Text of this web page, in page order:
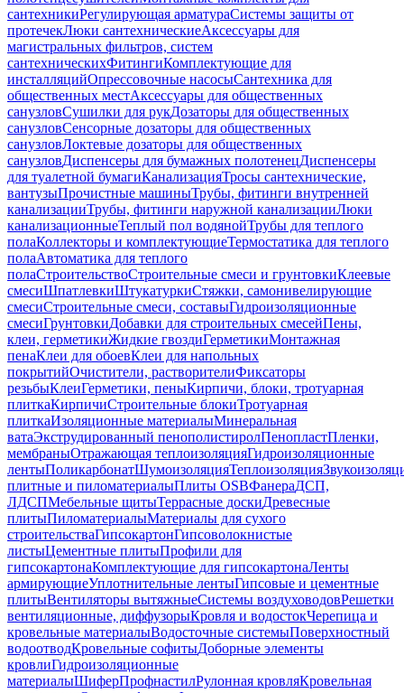
сантехникиРегулирующая арматураСистемы защиты от
протечекЛюки сантехническиеАксессуары для
магистральных фильтров, систем
сантехническихФитингиКомплектующие для
инсталляцийОпрессовочные насосыСантехника для
общественных местАксессуары для общественных
санузловСушилки для рукДозаторы для общественных
санузловСенсорные дозаторы для общественных
санузловЛоктевые дозаторы для общественных
санузловДиспенсеры для бумажных полотенецДиспенсеры
для туалетной бумагиКанализацияТросы сантехнические,
вантузыПрочистные машиныТрубы, фитинги внутренней
канализацииТрубы, фитинги наружной канализацииЛюки
канализационныеТеплый пол водянойТрубы для теплого
полаКоллекторы и комплектующиеТермостатика для теплого
полаАвтоматика для теплого
полаСтроительствоСтроительные смеси и грунтовкиКлеевые
смесиШпатлевкиШтукатуркиСтяжки, самонивелирующие
смесиСтроительные смеси, составыГидроизоляционные
смесиГрунтовкиДобавки для строительных смесейПены,
клеи, герметикиЖидкие гвоздиГерметикиМонтажная
пенаКлеи для обоевКлеи для напольных
покрытийОчистители, растворителиФиксаторы
резьбыКлеиГерметики, пеныКирпичи, блоки, тротуарная
плиткаКирпичиСтроительные блокиТротуарная
плиткаИзоляционные материалыМинеральная
ватаЭкструдированный пенополистиролПенопластПленки,
мембраныОтражающая теплоизоляцияГидроизоляционные
лентыПоликарбонатШумоизоляцияТеплоизоляция
плитные и пиломатериалыПлиты OSBФанераДСП,
ЛДСПМебельные щитыТеррасные доскиДревесные
плитыПиломатериалыМатериалы для сухого
строительстваГипсокартонГипсоволокнистые
листыЦементные плитыПрофили для
гипсокартонаКомплектующие для гипсокартонаЛенты
армирующиеУплотнительные лентыГипсовые и цементные
плитыВентиляторы вытяжныеСистемы воздуховодовРешетки
вентиляционные, диффузорыКровля и водостокЧерепица и
кровельные материалыВодосточные системыПоверхностный
водоотводКровельные софитыДоборные элементы
кровлиГидроизоляционные
материалыШиферПрофнастилРулонная кровляКровельная